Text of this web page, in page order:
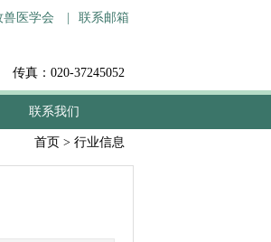
兽医学会 联系邮箱
传真：020-37245052
联系我们
首页 > 行业信息